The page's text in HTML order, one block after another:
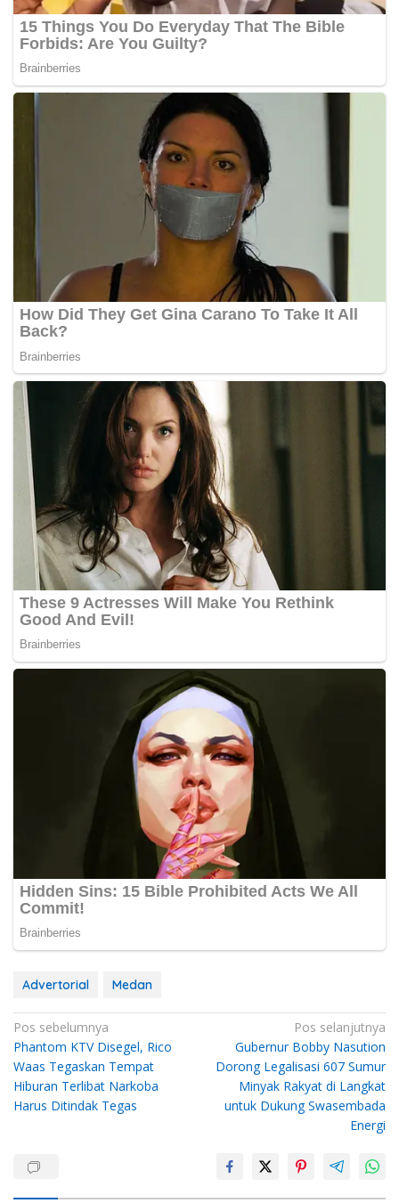
Advertorial Medan
Navigasi
pos
Pos sebelumnya
Phantom KTV Disegel, Rico
Waas Tegaskan Tempat
Hiburan Terlibat Narkoba
Harus Ditindak Tegas
Pos selanjutnya
Gubernur Bobby Nasution
Dorong Legalisasi 607 Sumur
Minyak Rakyat di Langkat
untuk Dukung Swasembada
Energi